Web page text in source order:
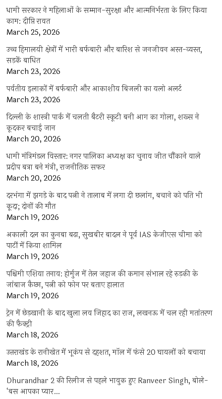
धामी सरकार ने महिलाओं के सम्मान-सुरक्षा और आत्मनिर्भरता के लिए किया
काम: दीप्ति रावत
March 25, 2026
उच्च हिमालयी क्षेत्रों में भारी बर्फबारी और बारिश से जनजीवन अस्त-व्यस्त,
सड़कें बाधित
March 23, 2026
पर्वतीय इलाकों में बर्फबारी और आकाशीय बिजली का यलो अलर्ट
March 23, 2026
दिल्ली के शास्त्री पार्क में चलती बैटरी स्कूटी बनी आग का गोला, शख्स ने
कूदकर बचाई जान
March 20, 2026
धामी मंत्रिमंडल विस्तार: नगर पालिका अध्यक्ष का चुनाव जीत चौंकाने वाले
प्रदीप बत्रा बने मंत्री, राजनीतिक सफर
March 20, 2026
दरभंगा में झगड़े के बाद पत्नी ने तालाब में लगा दी छलांग, बचाने को पति भी
कूदा; दोनों की मौत
March 19, 2026
अकाली दल का कुनबा बढ़ा, सुखबीर बादल ने पूर्व IAS केजीएस चीमा को
पार्टी में किया शामिल
March 19, 2026
पश्चिमी एशिया तनाव: होर्मुज में तेल जहाज की कमान संभाल रहे रुड़की के
जांबाज कैप्टन, पत्नी को फोन पर बताए हालात
March 19, 2026
ट्रेन में छेड़खानी के बाद खुला लव जिहाद का राज, लखनऊ में चल रही मतांतरण
की फैक्ट्री
March 18, 2026
उत्तराखंड के रानीखेत में भूकंप से दहशत, मॉल में फंसे 20 घायलों को बचाया
March 18, 2026
Dhurandhar 2 की रिलीज से पहले भावुक हुए Ranveer Singh, बोले-
‘बस आपका प्यार…